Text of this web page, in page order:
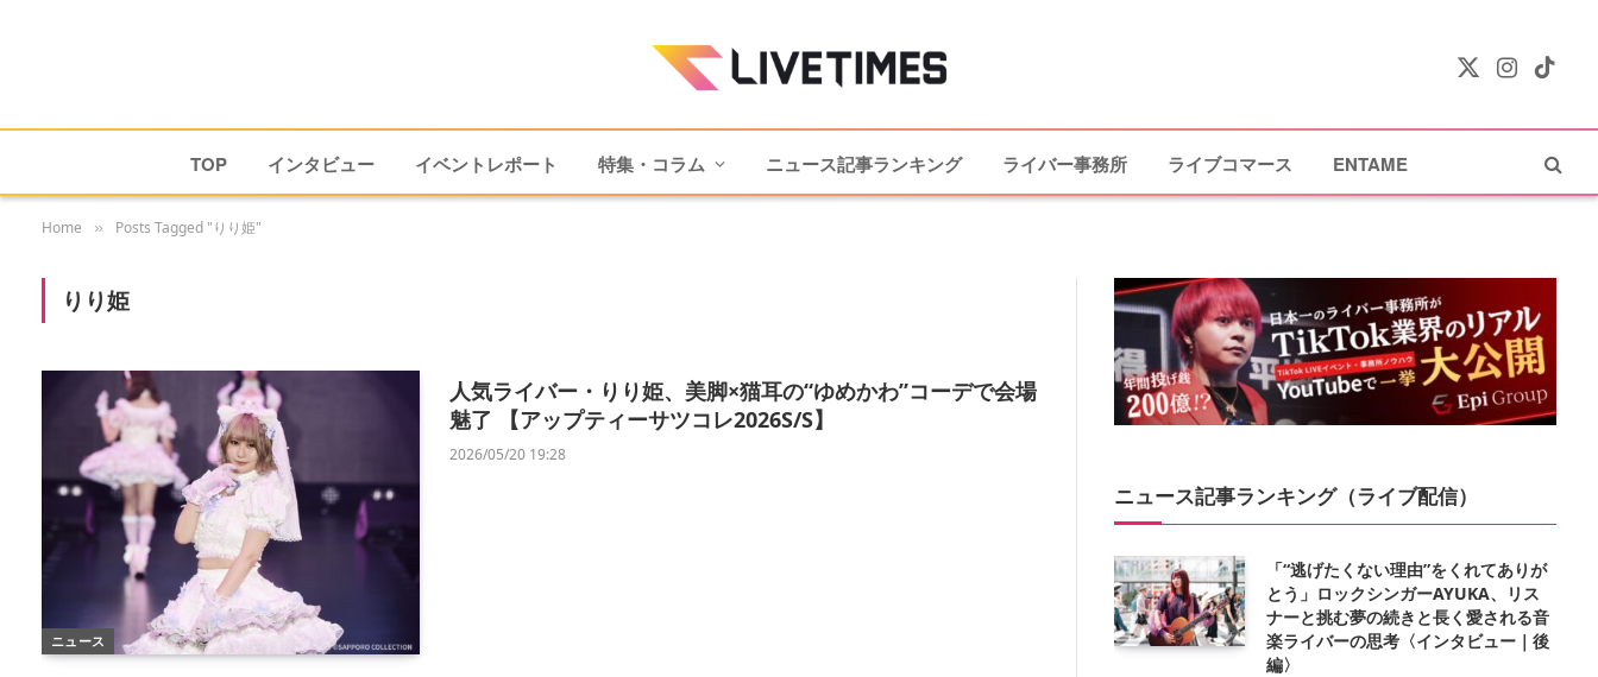
X
Instagram
TikTok
TOP インタビュー イベントレポート 特集・コラム ニュース記事ランキング ライバー事務所 ライブコマース ENTAME
Home » Posts Tagged "りり姫"
りり姫
ニュース
人気ライバー・りり姫、美脚×猫耳の“ゆめかわ”コーデで会場
魅了 【アップティーサツコレ2026S/S】
2026/05/20 19:28
ニュース記事ランキング（ライブ配信）
「“逃げたくない理由”をくれてありが
とう」ロックシンガーAYUKA、リス
ナーと挑む夢の続きと長く愛される音
楽ライバーの思考〈インタビュー｜後
編〉